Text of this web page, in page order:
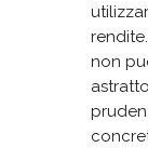
non